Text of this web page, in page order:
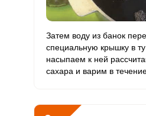
Затем воду из банок
специальную крышку в
насыпаем к ней
сахара и варим в